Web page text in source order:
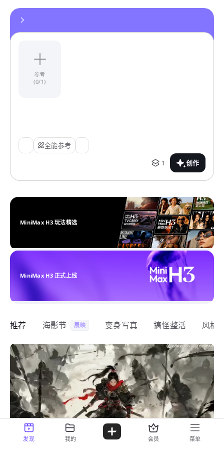
参考
(0/1)
全能参考
1
创作
MiniMax H3 玩法精选
MiniMax H3 正式上线
推荐 海影节 展映 变身写真 搞怪整活 风格
发现 我的 会员 菜单